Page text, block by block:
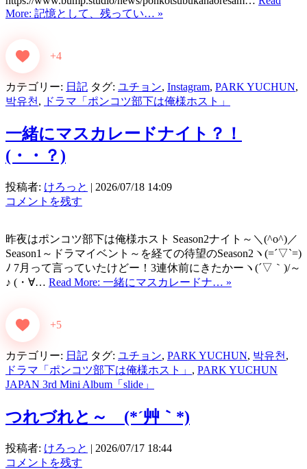
More: 記憶として、残ってい… »
+4
カテゴリー: 日記 タグ: ユチョン, Instagram, PARK YUCHUN,
박유천 , ドラマ「ポンコツ部下は俺様ホスト」
一緒にマスカレードナイト？！
(・・？)
投稿者: けろっと | 2026/07/18 14:09
コメントを残す
昨夜はポンコツ部下は俺様ホスト Season2ナイト～＼(^o^)／
Season1～ドラマイベント～を経ての待望のSeason2ヽ(=´▽`=)
ﾉ 7月って言っていたけどー！3連休前にきたかーヽ(´▽｀)/～
♪ (・∀… Read More: 一緒にマスカレードナ… »
+5
カテゴリー: 日記 タグ: ユチョン, PARK YUCHUN, 박유천 ,
ドラマ「ポンコツ部下は俺様ホスト」 , PARK YUCHUN
JAPAN 3rd Mini Album「slide」
つれづれと～ (*´艸｀*)
投稿者: けろっと | 2026/07/17 18:44
コメントを残す